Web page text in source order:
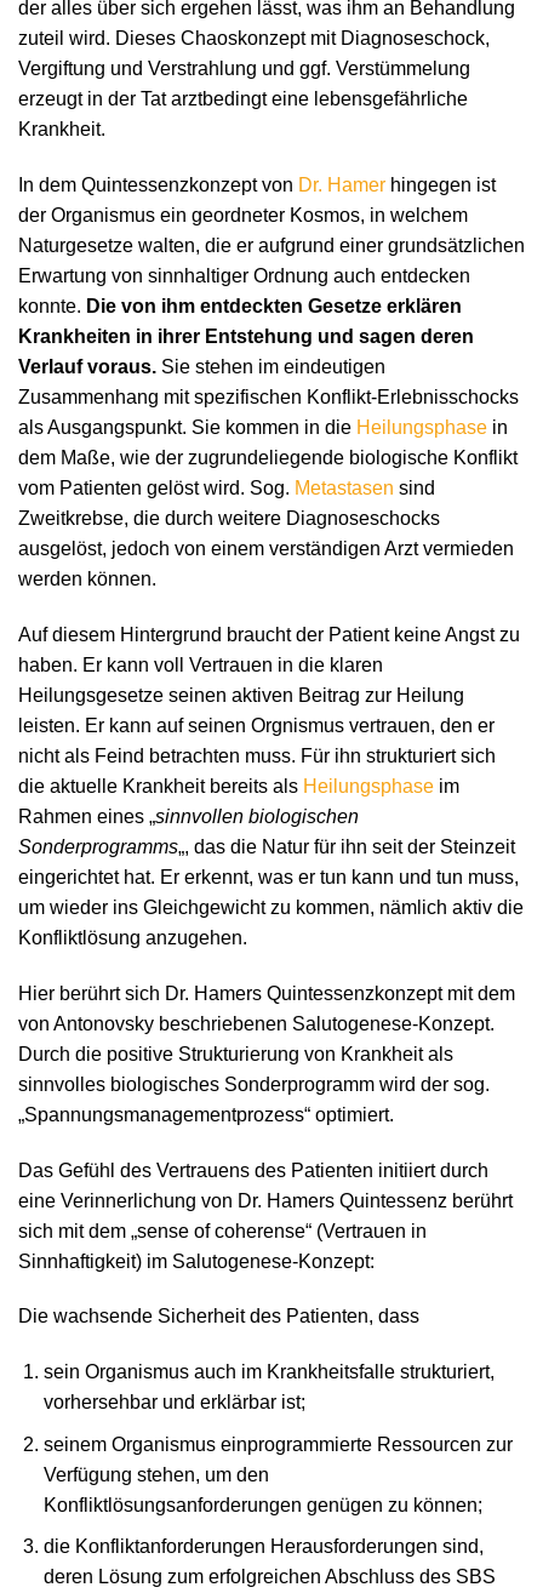
der alles über sich ergehen lässt, was ihm an Behandlung
zuteil wird. Dieses Chaoskonzept mit Diagnoseschock,
Vergiftung und Verstrahlung und ggf. Verstümmelung
erzeugt in der Tat arztbedingt eine lebensgefährliche
Krankheit.
In dem Quintessenzkonzept von Dr. Hamer hingegen ist
der Organismus ein geordneter Kosmos, in welchem
Naturgesetze walten, die er aufgrund einer grundsätzlichen
Erwartung von sinnhaltiger Ordnung auch entdecken
konnte. Die von ihm entdeckten Gesetze erklären
Krankheiten in ihrer Entstehung und sagen deren
Verlauf voraus. Sie stehen im eindeutigen
Zusammenhang mit spezifischen Konflikt-Erlebnisschocks
als Ausgangspunkt. Sie kommen in die Heilungsphase in
dem Maße, wie der zugrundeliegende biologische Konflikt
vom Patienten gelöst wird. Sog. Metastasen sind
Zweitkrebse, die durch weitere Diagnoseschocks
ausgelöst, jedoch von einem verständigen Arzt vermieden
werden können.
Auf diesem Hintergrund braucht der Patient keine Angst zu
haben. Er kann voll Vertrauen in die klaren
Heilungsgesetze seinen aktiven Beitrag zur Heilung
leisten. Er kann auf seinen Orgnismus vertrauen, den er
nicht als Feind betrachten muss. Für ihn strukturiert sich
die aktuelle Krankheit bereits als Heilungsphase im
Rahmen eines „sinnvollen biologischen
Sonderprogramms„, das die Natur für ihn seit der Steinzeit
eingerichtet hat. Er erkennt, was er tun kann und tun muss,
um wieder ins Gleichgewicht zu kommen, nämlich aktiv die
Konfliktlösung anzugehen.
Hier berührt sich Dr. Hamers Quintessenzkonzept mit dem
von Antonovsky beschriebenen Salutogenese-Konzept.
Durch die positive Strukturierung von Krankheit als
sinnvolles biologisches Sonderprogramm wird der sog.
„Spannungsmanagementprozess“ optimiert.
Das Gefühl des Vertrauens des Patienten initiiert durch
eine Verinnerlichung von Dr. Hamers Quintessenz berührt
sich mit dem „sense of coherense“ (Vertrauen in
Sinnhaftigkeit) im Salutogenese-Konzept:
Die wachsende Sicherheit des Patienten, dass
sein Organismus auch im Krankheitsfalle strukturiert,
vorhersehbar und erklärbar ist;
seinem Organismus einprogrammierte Ressourcen zur
Verfügung stehen, um den
Konfliktlösungsanforderungen genügen zu können;
die Konfliktanforderungen Herausforderungen sind,
deren Lösung zum erfolgreichen Abschluss des SBS